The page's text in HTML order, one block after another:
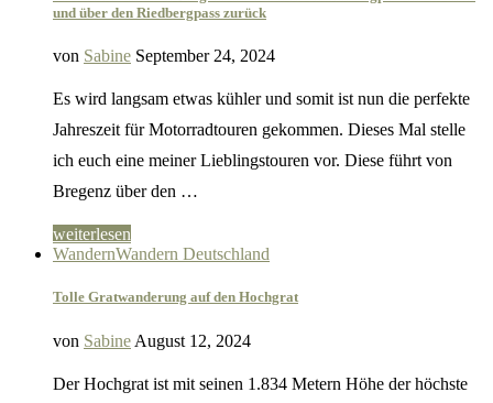
und über den Riedbergpass zurück
von Sabine September 24, 2024
Es wird langsam etwas kühler und somit ist nun die perfekte
Jahreszeit für Motorradtouren gekommen. Dieses Mal stelle
ich euch eine meiner Lieblingstouren vor. Diese führt von
Bregenz über den …
weiterlesen
WandernWandern Deutschland
Tolle Gratwanderung auf den Hochgrat
von Sabine August 12, 2024
Der Hochgrat ist mit seinen 1.834 Metern Höhe der höchste